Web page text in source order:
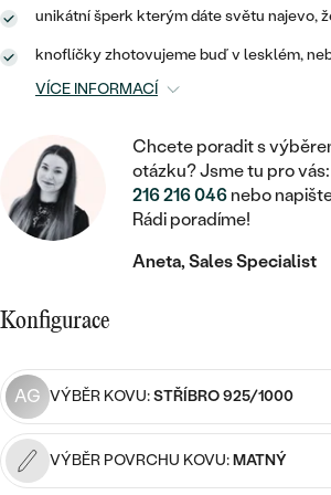
RUČNĚ RYTÉ
S VÝPLNÍ
DLE CENY
CENOVĚ DOSTUPNÉ
ZAČÍT S LAB-GROWN
ZAČÍT S BAREVNÝM
DLE DRAHOKAMU
DIAMANT
LAB-GROWN DIAMANT
MOISSANIT
ČERNÝ DIAMANT
SALT AND PEPPER DIAMANT
BROŽE
DOPLŇKY
DLE MATERIÁLU
STŘÍBRO
PLATINA
DLE KAMENE
S DIAMANTY
DĚTSKÉ
PIERCING
S DIAMANTY
S DRAHOKAMY
CENOVĚ DOSTUPNÉ
LUXUSNÍ
ŘETÍZKY
VE TVARU SRDCE
SE ZVÍŘATY
DLE DRAHOKAMU
S DIAMANTY
S DRAHOKAMY
S PERLAMI
DLE CENY
STATEMENT
PERSONALIZOVANÉ
DLE DRAHOKAMU
S DRAHOKAMY
S PERLAMI
DLE CENY
unikátní šperk kterým dáte světu najevo,
knoflíčky zhotovujeme buď v lesklém,
VÍCE INFORMACÍ
Chcete poradit s
otázku? Jsme tu pro
216 216 046 nebo
Rádi poradíme!
Aneta, Sales Specialist
Konfigurace
AG VÝBĚR KOVU:STŘÍBRO 925/1000
VÝBĚR POVRCHU KOVU:MATNÝ